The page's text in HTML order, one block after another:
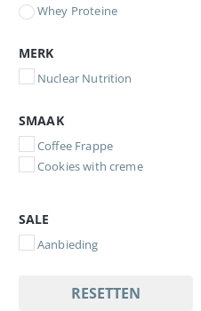
Whey Proteine
MERK
Nuclear Nutrition
SMAAK
Coffee Frappe
Cookies with creme
SALE
Aanbieding
RESETTEN